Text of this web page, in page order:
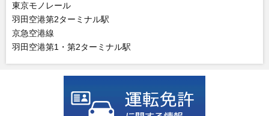
東京モノレール
羽田空港第2ターミナル駅
京急空港線
羽田空港第1・第2ターミナル駅